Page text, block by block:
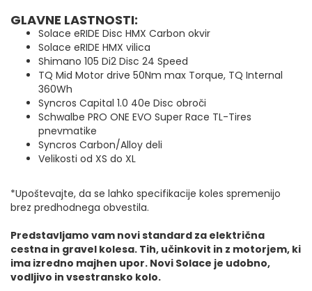
GLAVNE LASTNOSTI:
Solace eRIDE Disc HMX Carbon okvir
Solace eRIDE HMX vilica
Shimano 105 Di2 Disc 24 Speed
TQ Mid Motor drive 50Nm max Torque, TQ Internal
360Wh
Syncros Capital 1.0 40e Disc obroči
Schwalbe PRO ONE EVO Super Race TL-Tires
pnevmatike
Syncros Carbon/Alloy deli
Velikosti od XS do XL
*Upoštevajte, da se lahko specifikacije koles spremenijo
brez predhodnega obvestila.
Predstavljamo vam novi standard za električna
cestna in gravel kolesa. Tih, učinkovit in z motorjem, ki
ima izredno majhen upor. Novi Solace je udobno,
vodljivo in vsestransko kolo.